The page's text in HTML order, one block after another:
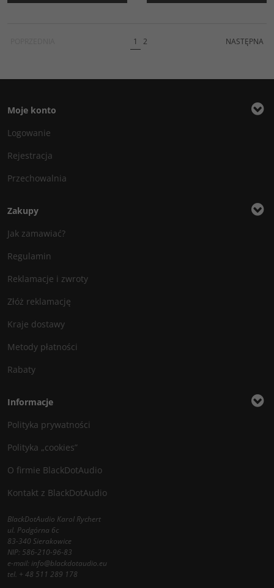
1 2 NASTĘPNA
Moje konto
Logowanie
Rejestracja
Przechowalnia
Zakupy
Jak zamawiać?
Regulamin
Reklamacje i zwroty
Złóż reklamację
Kraje dostawy
Metody płatności
Rabaty
Informacje
Polityka prywatności
Polityka „cookies”
O firmie BlackDotAudio
Kontakt z BlackDotAudio
BlackDotAudio Karol Rychert
ul. Podgórna 6c
83-340 Sierakowice
NIP: 586-210-96-83
e-mail:info@blackdotaudio.eu
tel. + 48 511 289 178